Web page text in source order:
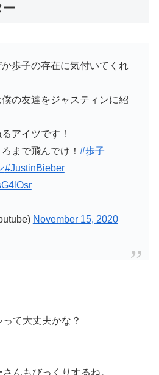
ー
歩子の存在に気付いてくれ
の友達をジャスティンに紹
アイツです！
まで飛んでけ！ #歩子
#JustinBieber
November 15, 2020
て大丈夫かな？
んもびっくりするね。